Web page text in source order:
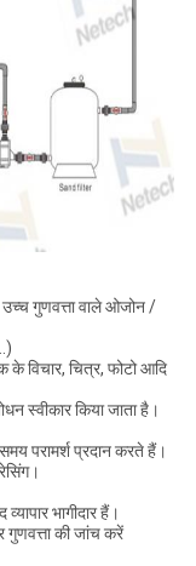
गुणवत्ता वाले ओजोन /
विचार, चित्र, फोटो आदि
स्वीकार किया जाता है।
परामर्श प्रदान करते हैं।
भागीदार हैं।
गुणवत्ता की जांच करें